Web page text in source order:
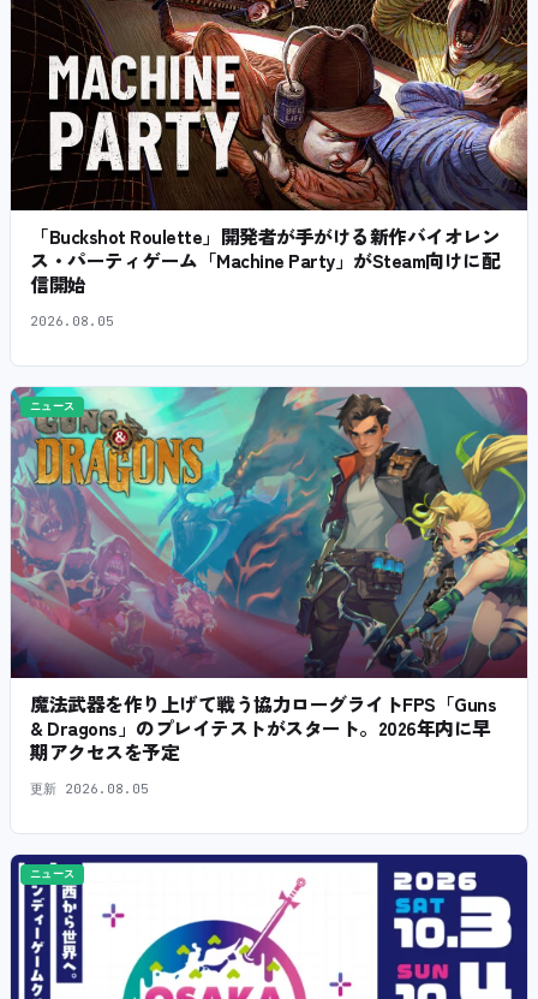
「Buckshot Roulette」開発者が手がける新作バイオレン
ス・パーティゲーム「Machine Party」がSteam向けに配
信開始
2026.08.05
ニュース
魔法武器を作り上げて戦う協力ローグライトFPS「Guns
& Dragons」のプレイテストがスタート。2026年内に早
期アクセスを予定
更新 2026.08.05
ニュース